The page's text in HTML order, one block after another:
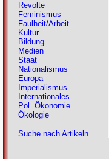
Revolte
Feminismus
Faulheit/Arbeit
Kultur
Bildung
Medien
Staat
Nationalismus
Europa
Imperialismus
Internationales
Pol. Ökonomie
Ökologie
Suche nach Artikeln